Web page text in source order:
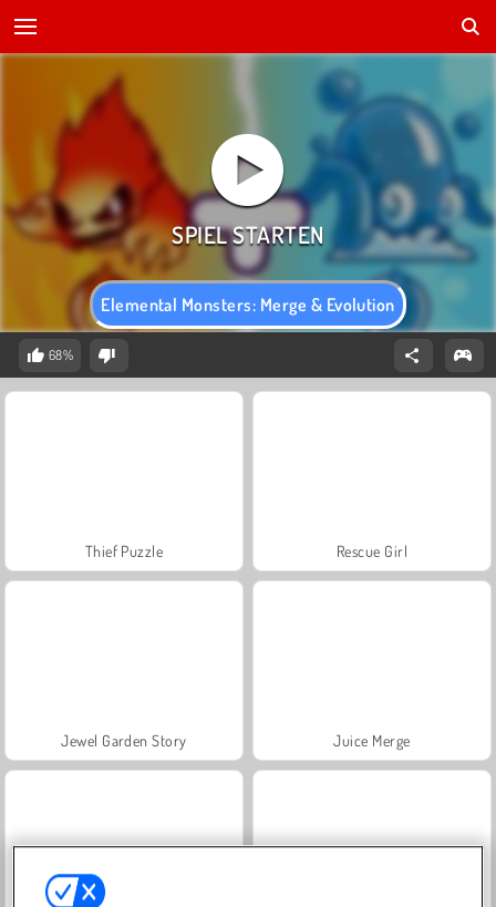
Elemental Monsters: Merge & Evolution
68%
Thief Puzzle Rescue Girl
Jewel Garden Story Juice Merge